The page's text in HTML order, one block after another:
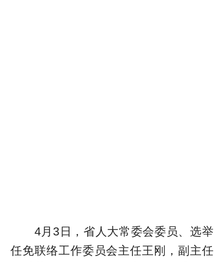
4月3日，省人大常委会委员、选举
任免联络工作委员会主任王刚，副主任